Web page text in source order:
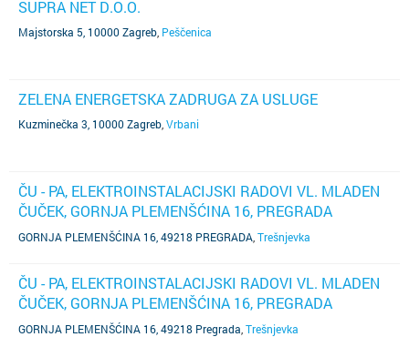
SUPRA NET D.O.O.
Majstorska 5, 10000 Zagreb Peščenica
ZELENA ENERGETSKA ZADRUGA ZA USLUGE
Kuzminečka 3, 10000 Zagreb Vrbani
ČU - PA, ELEKTROINSTALACIJSKI RADOVI VL. MLADEN
ČUČEK, GORNJA PLEMENŠĆINA 16, PREGRADA
(TELEFON NIJE POZNAT)
GORNJA PLEMENŠĆINA 16, 49218 PREGRADA Trešnjevka
ČU - PA, ELEKTROINSTALACIJSKI RADOVI VL. MLADEN
ČUČEK, GORNJA PLEMENŠĆINA 16, PREGRADA
(TELEFON NIJE POZNAT)
GORNJA PLEMENŠĆINA 16, 49218 Pregrada Trešnjevka